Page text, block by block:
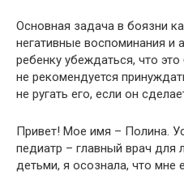
Основная задача в боязни
негативные воспоминания и
ребенку убеждаться, что
не рекомендуется
не ругать его, если он
Привет! Мое имя – Полина.
педиатр – главный врач
детьми, я осознала, что мне